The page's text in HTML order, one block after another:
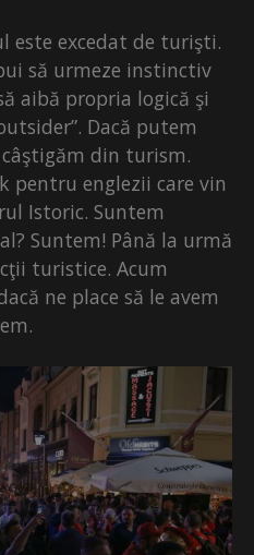
este excedat de turişti.
să urmeze instinctiv
aibă propria logică şi
Dacă putem
din turism.
pentru englezii care vin
Istoric. Suntem
Suntem! Până la urmă
turistice. Acum
ne place să le avem